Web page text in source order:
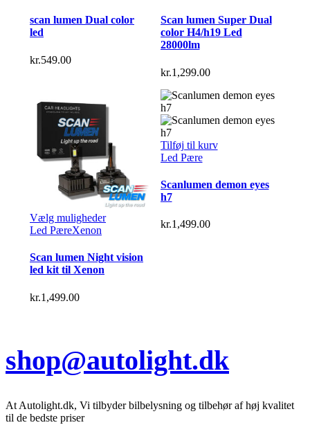
flere
Mulighederne
scan lumen Dual color
led
kr.549.00
Scan lumen Super Dual
color H4/h19 Led
28000lm
kr.1,299.00
Vælg mulighederDette
flere
Led PæreXenon
Scan lumen Night vision
led kit til Xenon
kr.1,499.00
Tilføj til kurv
Led Pære
Scanlumen demon eyes
h7
kr.1,499.00
shop@autolight.dk
At Autolight.dk, Vi tilbyder bilbelysning og tilbehør af høj kvalitet
til de bedste priser